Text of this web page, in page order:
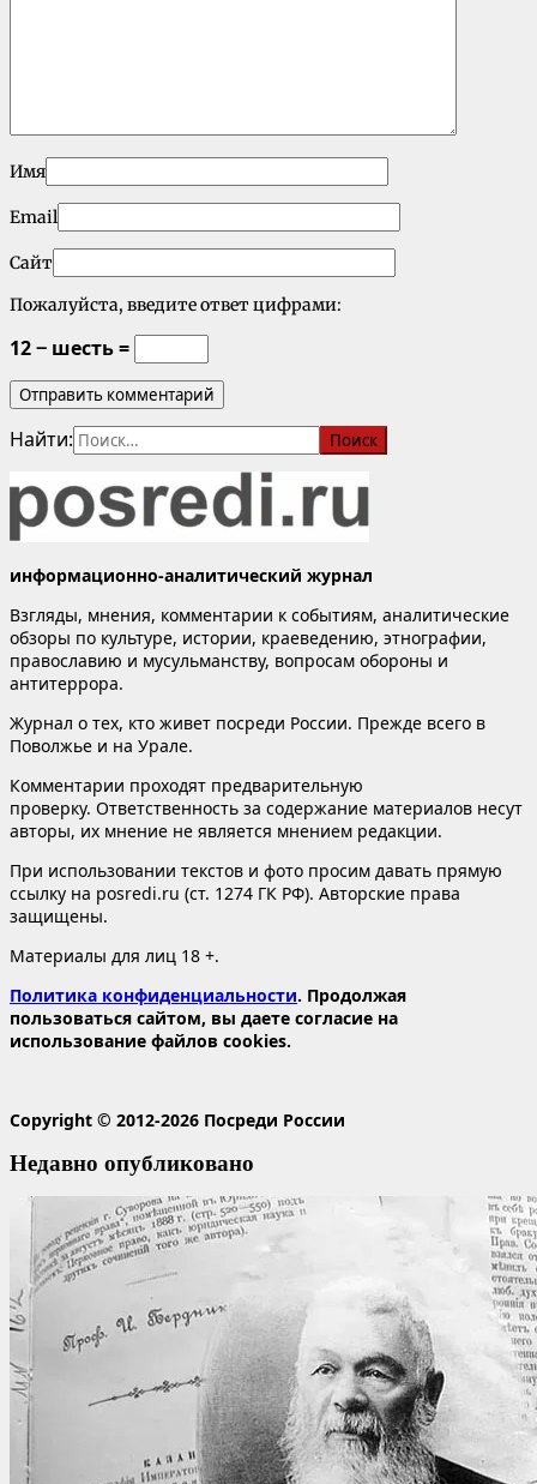
Имя
Email
Сайт
Пожалуйста, введите ответ цифрами:
12 − шесть =
Найти:
информационно-аналитический журнал
Взгляды, мнения, комментарии к событиям, аналитические
обзоры по культуре, истории, краеведению, этнографии,
православию и мусульманству, вопросам обороны и
антитеррора.
Журнал о тех, кто живет посреди России. Прежде всего в
Поволжье и на Урале.
Комментарии проходят предварительную
проверку. Ответственность за содержание материалов несут
авторы, их мнение не является мнением редакции.
При использовании текстов и фото просим давать прямую
ссылку на posredi.ru (ст. 1274 ГК РФ). Авторские права
защищены.
Материалы для лиц 18 +.
Политика конфиденциальности. Продолжая
пользоваться сайтом, вы даете согласие на
использование файлов cookies.
Copyright © 2012-2026 Посреди России
Недавно опубликовано